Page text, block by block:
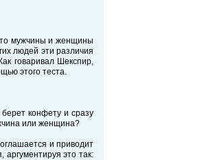
мужчины и женщины
людей эти различия
говаривал Шекспир,
этого теста.
конфету и сразу
или женщина?
и приводит
аргументируя это так: